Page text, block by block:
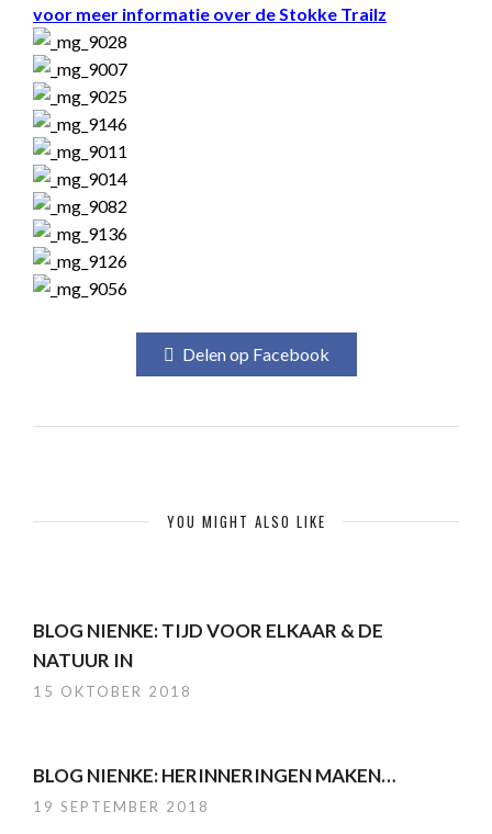
voor meer informatie over de Stokke Trailz
Delen op Facebook
YOU MIGHT ALSO LIKE
BLOG NIENKE: TIJD VOOR ELKAAR & DE
NATUUR IN
15 OKTOBER 2018
BLOG NIENKE: HERINNERINGEN MAKEN…
19 SEPTEMBER 2018